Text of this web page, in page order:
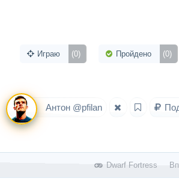
Играю (0) Пройдено (0)
Антон @pfilan
Dwarf Fortress